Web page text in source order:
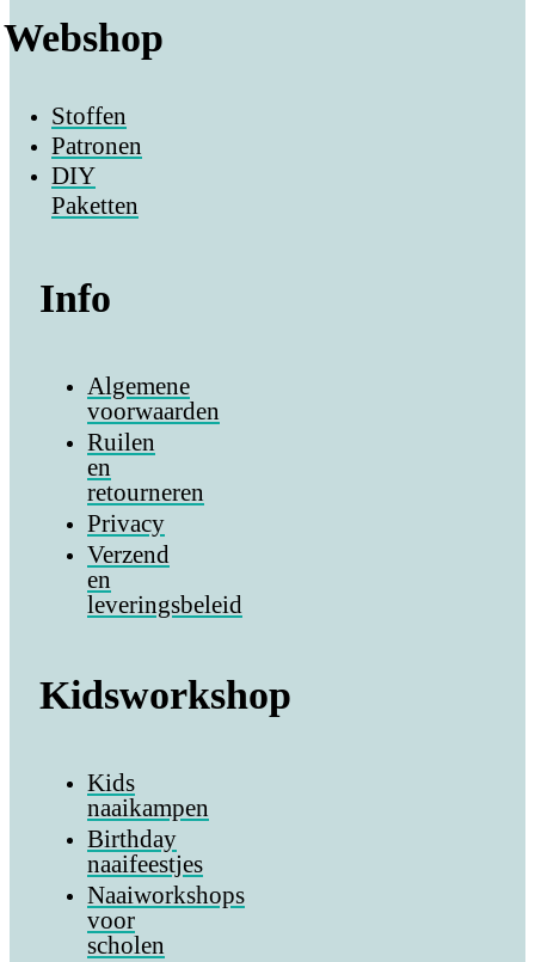
Webshop
Stoffen
Patronen
DIY
Paketten
Info
Algemene
voorwaarden
Ruilen
en
retourneren
Privacy
Verzend
en
leveringsbeleid
Kidsworkshop
Kids
naaikampen
Birthday
naaifeestjes
Naaiworkshops
voor
scholen